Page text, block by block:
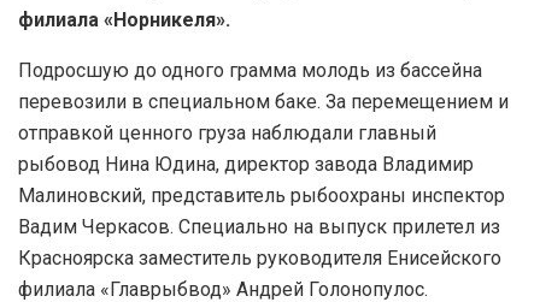
филиала «Норникеля».
Подросшую до одного грамма молодь из бассейна
перевозили в специальном баке. За перемещением и
отправкой ценного груза наблюдали главный
рыбовод Нина Юдина, директор завода Владимир
Малиновский, представитель рыбоохраны инспектор
Вадим Черкасов. Специально на выпуск прилетел из
Красноярска заместитель руководителя Енисейского
филиала «Главрыбвод» Андрей Голонопулос.